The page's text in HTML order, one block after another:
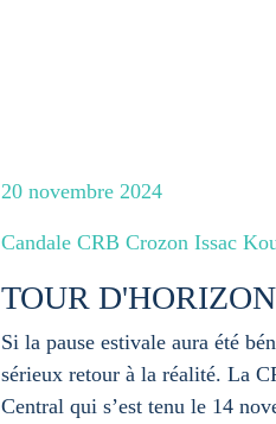
20 novembre 2024
Candale CRB Crozon Issac
TOUR
Si la pause estivale aura été
sérieux retour à la réalité. La
Central qui s’est tenu le 14